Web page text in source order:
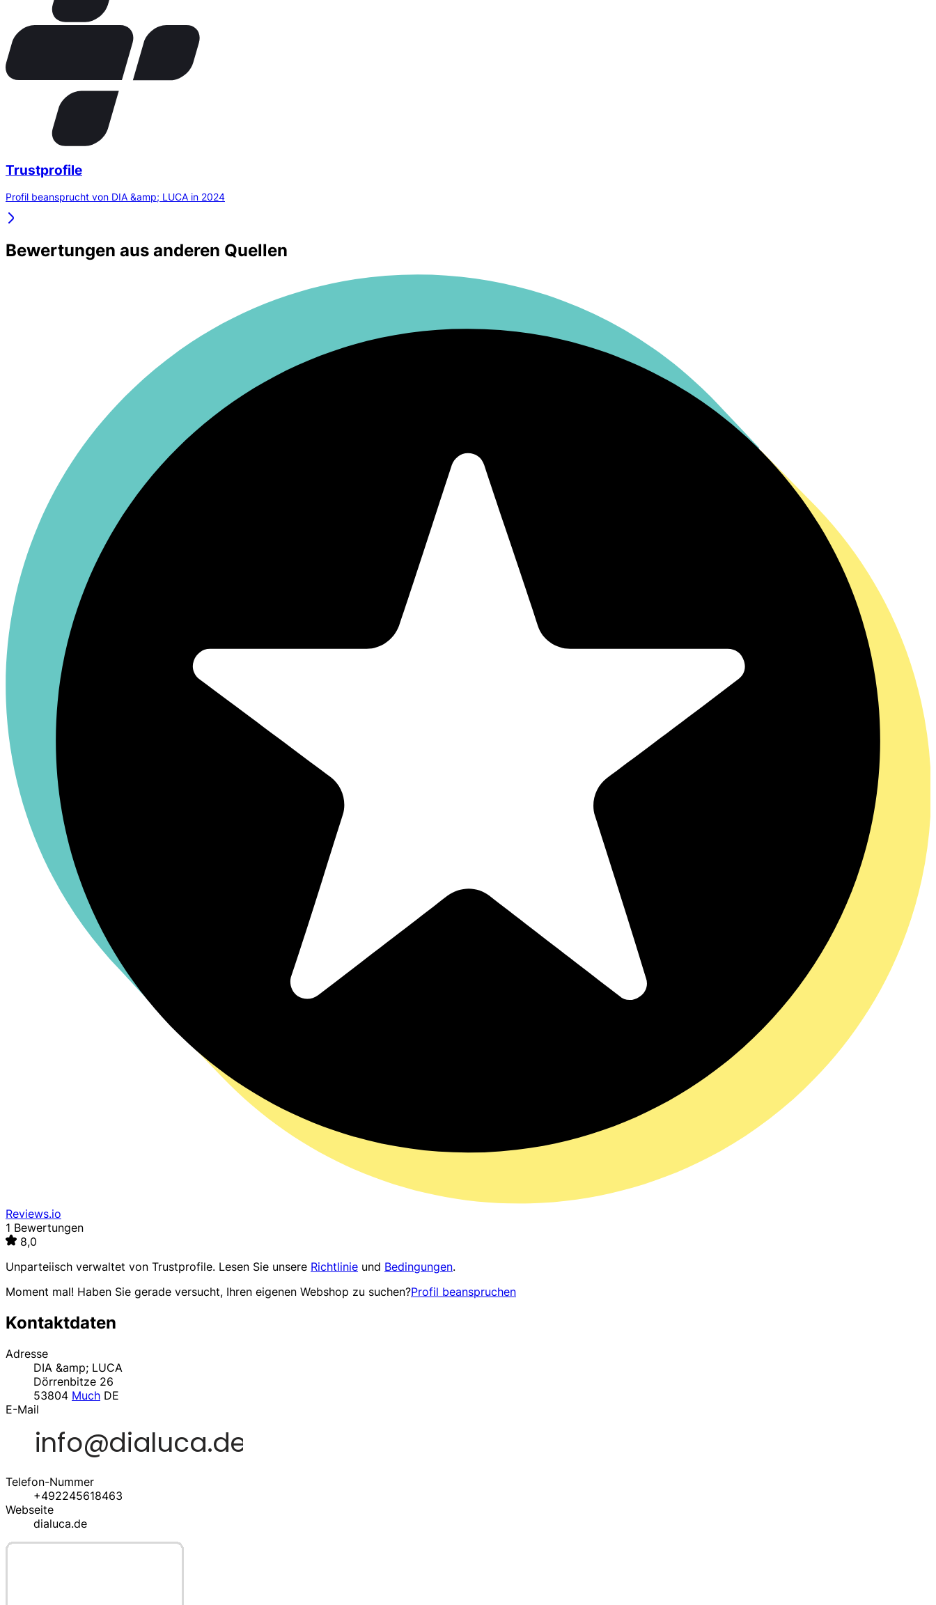
Trustprofile
Profil beansprucht von DIA &amp; LUCA in 2024
Bewertungen aus anderen Quellen
Reviews.io
1 Bewertungen
8,0
Unparteiisch verwaltet von Trustprofile. Lesen Sie unsere Richtlinie und Bedingungen.
Moment mal! Haben Sie gerade versucht, Ihren eigenen Webshop zu suchen?Profil beanspruchen
Kontaktdaten
Adresse
DIA &amp; LUCA
Dörrenbitze 26
53804 Much DE
E-Mail
Telefon-Nummer
+492245618463
Webseite
dialuca.de